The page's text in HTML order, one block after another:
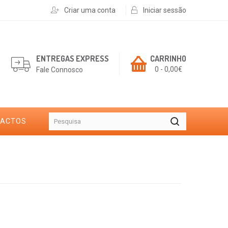
Criar uma conta Iniciar sessão
CARRINHO
0 - 0,00€
ENTREGAS EXPRESS
Fale Connosco